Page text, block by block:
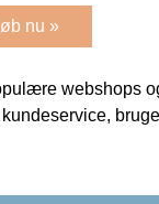
nu »
webshops